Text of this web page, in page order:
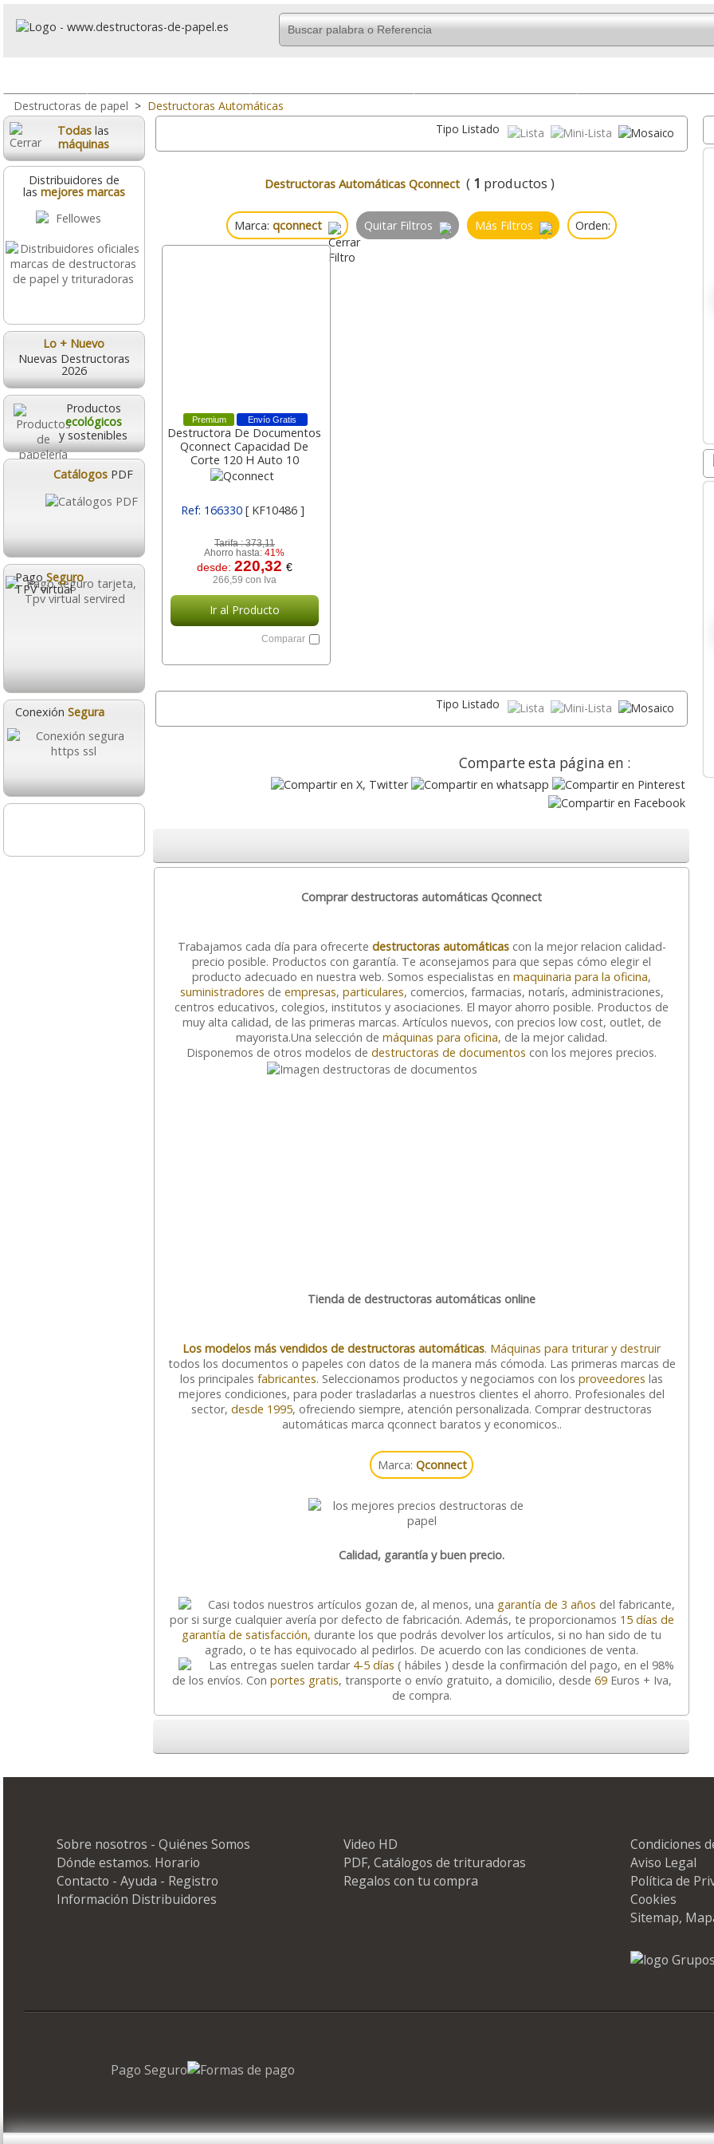
Destructoras de papel > Destructoras Automáticas
Todas las
máquinas
Distribuidores de
las mejores marcas
Lo + Nuevo
Nuevas Destructoras
2026
Productos
ecológicos
y sostenibles
Catálogos PDF
Pago Seguro
TPV virtual
Conexión Segura
Tipo Listado
Destructoras Automáticas Qconnect ( 1 productos )
Marca:qconnect Quitar Filtros Más Filtros Orden:
Envío Gratis
Premium
Destructora De Documentos
Qconnect Capacidad De
Corte 120 H Auto 10
Ref: 166330 [ KF10486 ]
Tarifa :373,11
Ahorro hasta:41%
desde: 220,32 €
266,59 con Iva
Ir al Producto
Comparar
Tipo Listado
Comparte esta página en :
Comprar destructoras automáticas Qconnect
Trabajamos cada día para ofrecerte destructoras automáticascon la mejor relacion calidad-
precio posible. Productos con garantía. Te aconsejamos para que sepas cómo elegir el
producto adecuado en nuestra web. Somos especialistas enmaquinaria para la oficina,
suministradores de empresas, particulares, comercios, farmacias, notarís, administraciones,
centros educativos, colegios, institutos y asociaciones. El mayor ahorro posible. Productos de
muy alta calidad, de las primeras marcas. Artículos nuevos, con precios low cost, outlet, de
mayorista.Una selección demáquinas para oficina, de la mejor calidad.
Disponemos de otros modelos dedestructoras de documentos con los mejores precios.
Tienda de destructoras automáticas online
Los modelos más vendidos de destructoras automáticas. Máquinas para triturar y destruir
todos los documentos o papeles con datos de la manera más cómoda. Las primeras marcas de
los principalesfabricantes. Seleccionamos productos y negociamos con losproveedores las
mejores condiciones, para poder trasladarlas a nuestros clientes el ahorro. Profesionales del
sector,desde 1995, ofreciendo siempre, atención personalizada. Comprar destructoras
automáticas marca qconnect baratos y economicos..
Marca:Qconnect
Calidad, garantía y buen precio.
Casi todos nuestros artículos gozan de, al menos, una garantía de 3 años del fabricante,
por si surge cualquier avería por defecto de fabricación. Además, te proporcionamos 15 días de
garantía de satisfacción, durante los que podrás devolver los artículos, si no han sido de tu
agrado, o te has equivocado al pedirlos. De acuerdo con las condiciones de venta.
Las entregas suelen tardar 4-5 días ( hábiles ) desde la confirmación del pago, en el 98%
de los envíos. Con portes gratis, transporte o envío gratuito, a domicilio, desde 69Euros + Iva,
de compra.
Sobre nosotros - Quiénes Somos
Dónde estamos. Horario
Contacto - Ayuda - Registro
Información Distribuidores
Video HD
PDF, Catálogos de trituradoras
Regalos con tu compra
Condiciones
Aviso Legal
Política de
Cookies
Sitemap,
Pago Seguro